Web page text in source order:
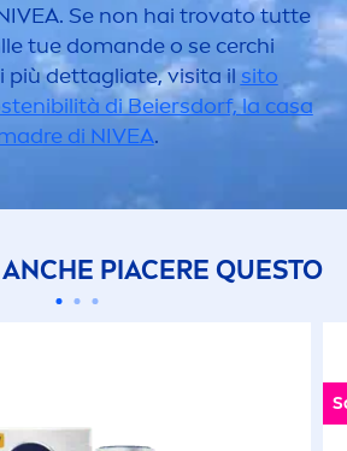
. Se non hai trovato tutte
tue domande o se cerchi
più dettagliate, visita il sito
di Beiersdorf, la casa
di NIVEA.
PIACERE QUESTO